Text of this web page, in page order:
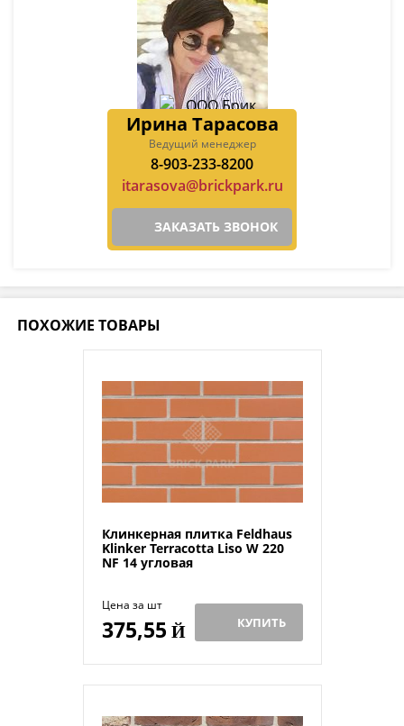
Ирина Тарасова
Ведущий менеджер
8-903-233-8200
itarasova@brickpark.ru
ЗАКАЗАТЬ ЗВОНОК
ПОХОЖИЕ ТОВАРЫ
Клинкерная плитка Feldhaus
Klinker Terracotta Liso W 220
NF 14 угловая
Цена за шт
375,55 Й КУПИТЬ